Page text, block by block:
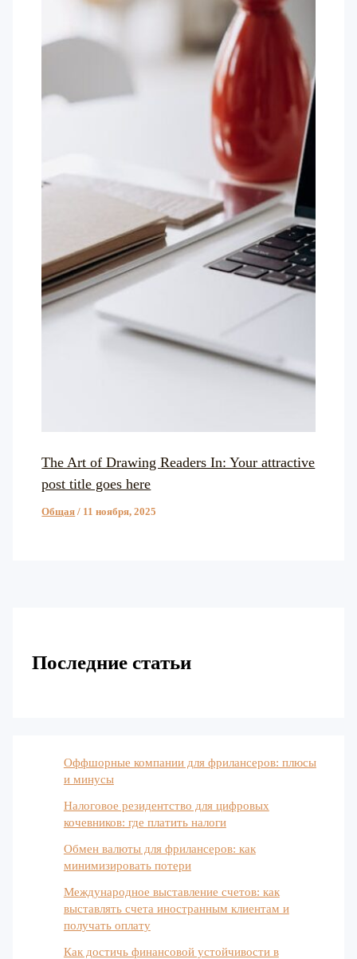
The Art of Drawing Readers In: Your attractive
post title goes here
Общая / 11 ноября, 2025
Последние статьи
Оффшорные компании для фрилансеров: плюсы
и минусы
Налоговое резидентство для цифровых
кочевников: где платить налоги
Обмен валюты для фрилансеров: как
минимизировать потери
Международное выставление счетов: как
выставлять счета иностранным клиентам и
получать оплату
Как достичь финансовой устойчивости в